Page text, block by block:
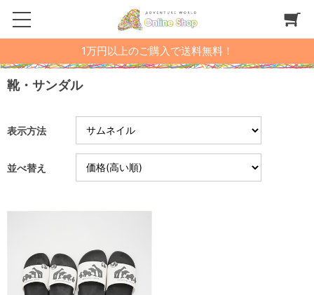
1万円以上のご購入で送料無料！
靴・サンダル
表示方法
並べ替え